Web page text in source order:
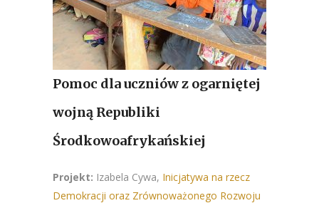
Pomoc dla uczniów z ogarniętej
wojną Republiki
Środkowoafrykańskiej
Projekt: Izabela Cywa, Inicjatywa na rzecz
Demokracji oraz Zrównoważonego Rozwoju